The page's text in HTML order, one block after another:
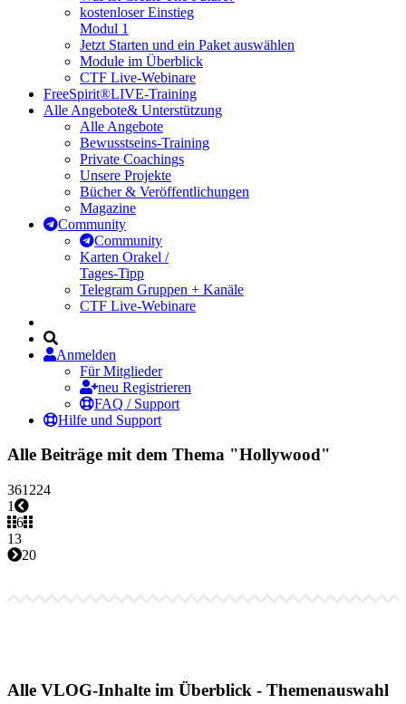
kostenloser Einstieg
Modul 1
Jetzt Starten und ein Paket auswählen
Module im Überblick
CTF Live-Webinare
FreeSpirit®LIVE-Training
Alle Angebote& Unterstützung
Alle Angebote
Bewusstseins-Training
Private Coachings
Unsere Projekte
Bücher & Veröffentlichungen
Magazine
Community
Community
Karten Orakel /
Tages-Tipp
Telegram Gruppen + Kanäle
CTF Live-Webinare
Anmelden
Für Mitglieder
neu Registrieren
FAQ / Support
Hilfe und Support
Alle Beiträge mit dem Thema "Hollywood"
361224
1
6
13
20
Alle VLOG-Inhalte im Überblick - Themenauswahl